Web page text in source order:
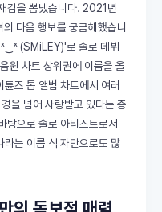
감을 뽐냈습니다. 2021년
다음 행보를 궁금해했습니
(SMiLEY)'로 솔로 데뷔
원 차트 상위권에 이름을 올
즈 톱 앨범 차트에서 여러
을 넘어 사랑받고 있다는 증
탕으로 솔로 아티스트로서
는 이름 석 자만으로도 많
의 독보적 매력